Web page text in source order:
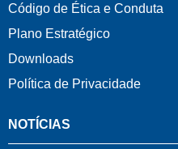
Código de Ética e Conduta
Plano Estratégico
Downloads
Política de Privacidade
NOTÍCIAS